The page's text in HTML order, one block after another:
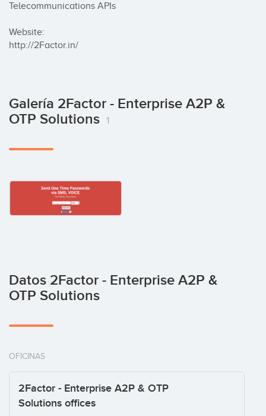
Telecommunications APIs
Website:
http://2Factor.in/
Galería 2Factor - Enterprise A2P &
OTP Solutions
1
Datos 2Factor - Enterprise A2P &
OTP Solutions
OFICINAS
2Factor - Enterprise A2P & OTP
Solutions offices